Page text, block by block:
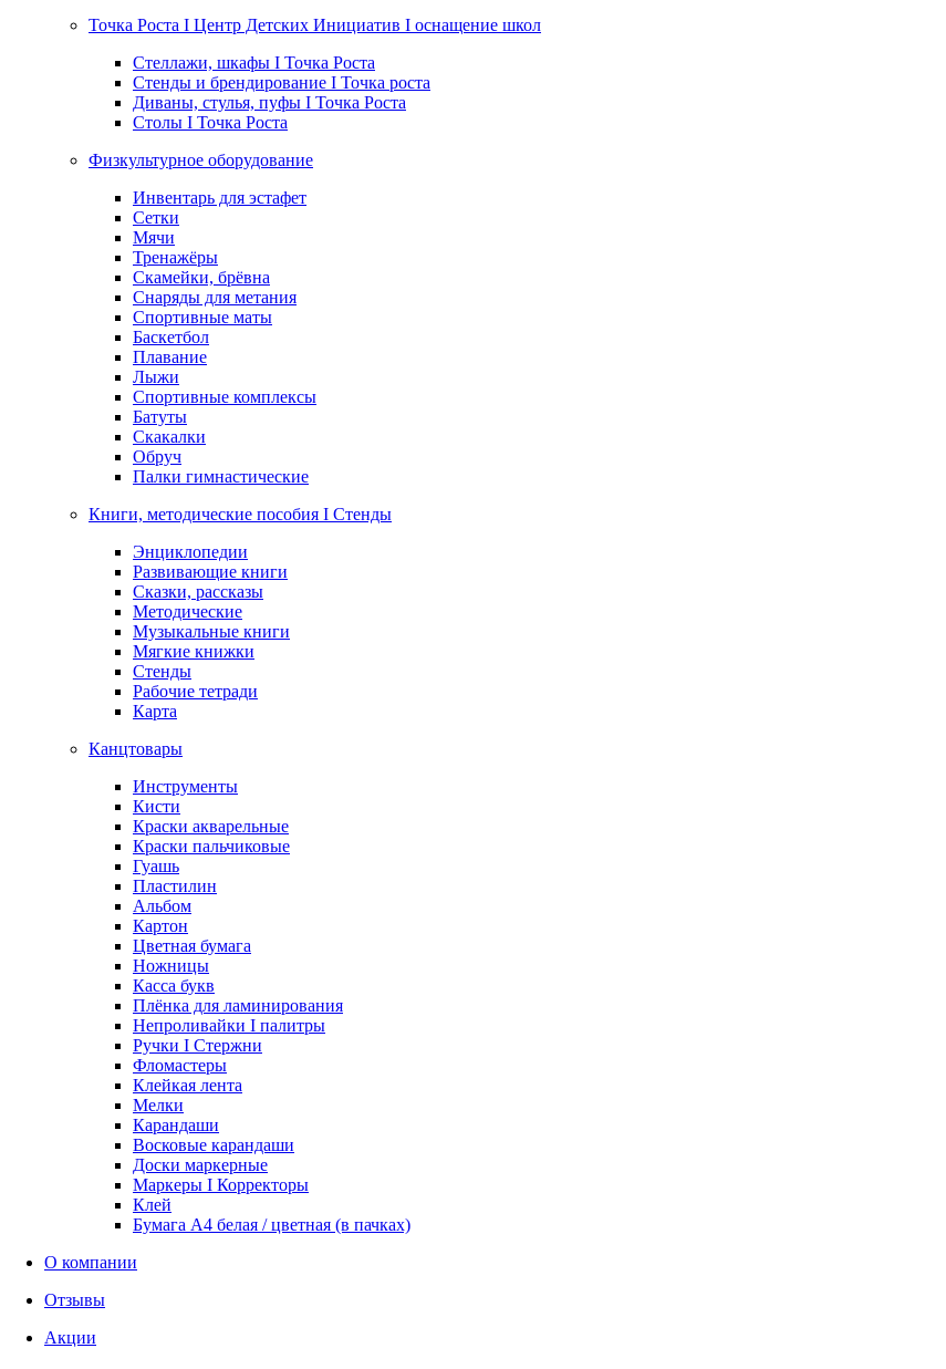
Точка Роста I Центр Детских Инициатив I оснащение школ
Стеллажи, шкафы I Точка Роста
Стенды и брендирование I Точка роста
Диваны, стулья, пуфы I Точка Роста
Столы I Точка Роста
Физкультурное оборудование
Инвентарь для эстафет
Сетки
Мячи
Тренажёры
Скамейки, брёвна
Снаряды для метания
Спортивные маты
Баскетбол
Плавание
Лыжи
Спортивные комплексы
Батуты
Скакалки
Обруч
Палки гимнастические
Книги, методические пособия I Стенды
Энциклопедии
Развивающие книги
Сказки, рассказы
Методические
Музыкальные книги
Мягкие книжки
Стенды
Рабочие тетради
Карта
Канцтовары
Инструменты
Кисти
Краски акварельные
Краски пальчиковые
Гуашь
Пластилин
Альбом
Картон
Цветная бумага
Ножницы
Касса букв
Плёнка для ламинирования
Непроливайки I палитры
Ручки I Стержни
Фломастеры
Клейкая лента
Мелки
Карандаши
Восковые карандаши
Доски маркерные
Маркеры I Корректоры
Клей
Бумага А4 белая / цветная (в пачках)
О компании
Отзывы
Акции